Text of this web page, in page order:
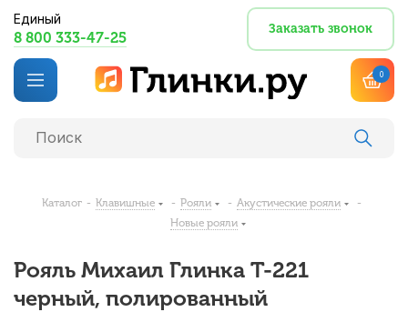
Единый
8 800 333-47-25
Заказать звонок
0
Каталог - Клавишные - Рояли - Акустические рояли
-
Новые рояли
Рояль Михаил Глинка T-221
черный, полированный